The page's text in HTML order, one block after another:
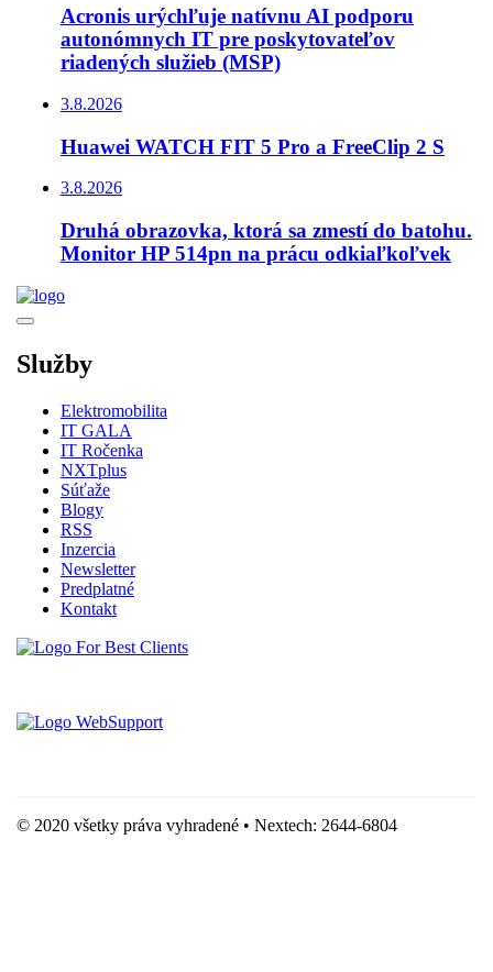
Acronis urýchľuje natívnu AI podporu
autonómnych IT pre poskytovateľov
riadených služieb (MSP)
3.8.2026
Huawei WATCH FIT 5 Pro a FreeClip 2 S
3.8.2026
Druhá obrazovka, ktorá sa zmestí do batohu.
Monitor HP 514pn na prácu odkiaľkoľvek
Služby
Elektromobilita
IT GALA
IT Ročenka
NXTplus
Súťaže
Blogy
RSS
Inzercia
Newsletter
Predplatné
Kontakt
© 2020 všetky práva vyhradené • Nextech: 2644-6804